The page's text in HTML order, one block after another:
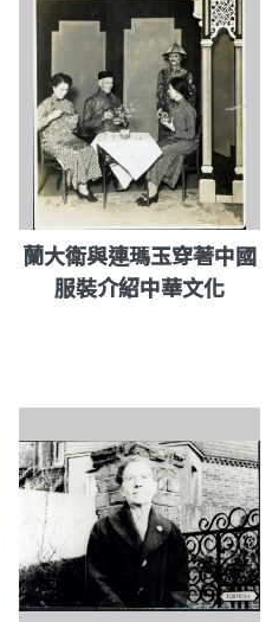
蘭大衛與連瑪玉穿著中國
服裝介紹中華文化